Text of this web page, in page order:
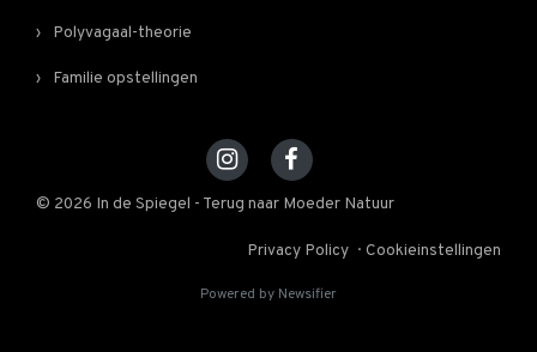
Polyvagaal-theorie
Familie opstellingen
© 2026 In de Spiegel - Terug naar Moeder Natuur
Privacy Policy Cookieinstellingen
Powered by Newsifier